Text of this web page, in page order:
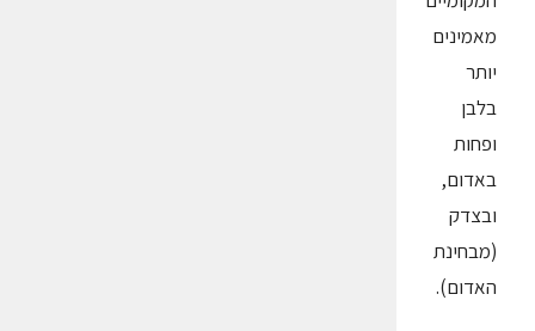
מאמינים
יותר
בלבן
ופחות
באדום,
ובצדק
(מבחינת
האדום).